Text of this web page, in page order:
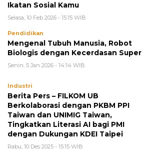
Ikatan Sosial Kamu
Selasa, 10 Feb 2026 - 15:15 WIB
Pendidikan
Mengenal Tubuh Manusia, Robot
Biologis dengan Kecerdasan Super
Senin, 5 Jan 2026 - 14:14 WIB
Industri
Berita Pers – FILKOM UB
Berkolaborasi dengan PKBM PPI
Taiwan dan UNIMIG Taiwan,
Tingkatkan Literasi AI bagi PMI
dengan Dukungan KDEI Taipei
Rabu, 10 Des 2025 - 15:15 WIB